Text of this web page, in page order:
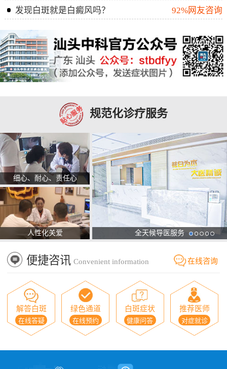
发现白斑就是白癜风吗？
92%网友咨询
规范化诊疗服务
细心、耐心、责任心
人性化关爱 全天候导医服务
便捷咨讯 Convenient information 在线咨询
解答白斑
在线答疑
绿色通道
在线预约
白斑症状
健康问答
推荐医师
对症就诊